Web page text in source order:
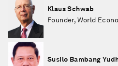
Klaus Schwab
Founder, World
Susilo Bambang